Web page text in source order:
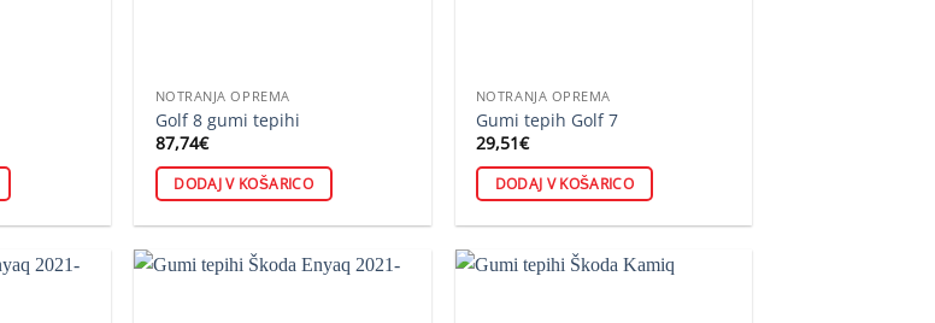
NOTRANJA OPREMA
Golf 8 gumi tepihi
87,74€
DODAJ V KOŠARICO
NOTRANJA OPREMA
Gumi tepih Golf 7
29,51€
DODAJ V KOŠARICO